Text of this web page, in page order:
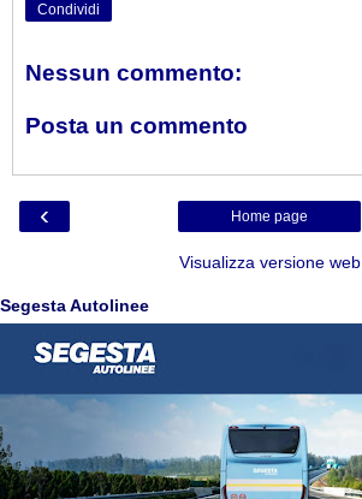
Condividi
Nessun commento:
Posta un commento
‹ Home page
Visualizza versione web
Segesta Autolinee